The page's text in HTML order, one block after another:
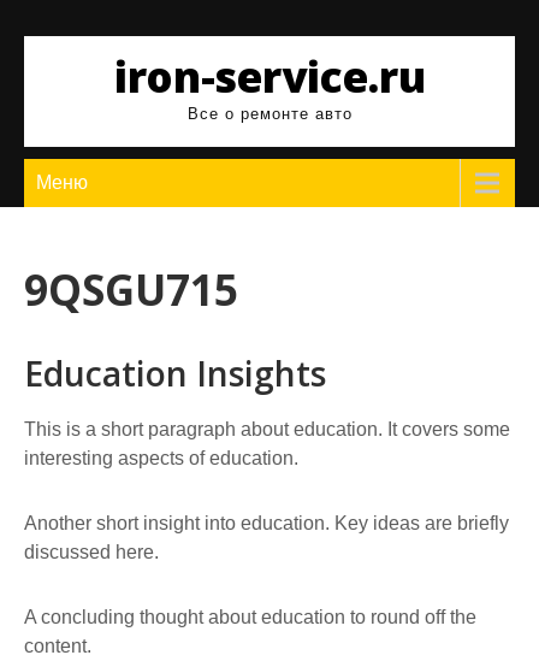
содержимомуiron-service.ru
Все о ремонте авто
Меню
9QSGU715
Education Insights
This is a short paragraph about education. It covers some
interesting aspects of education.
Another short insight into education. Key ideas are briefly
discussed here.
A concluding thought about education to round off the
content.